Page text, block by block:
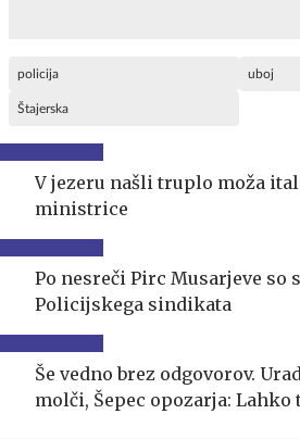
policija uboj
Štajerska
V jezeru našli truplo moža
ministrice
Po nesreči Pirc Musarjeve so
Policijskega sindikata
Še vedno brez odgovorov.
molči, Šepec opozarja: Lahko